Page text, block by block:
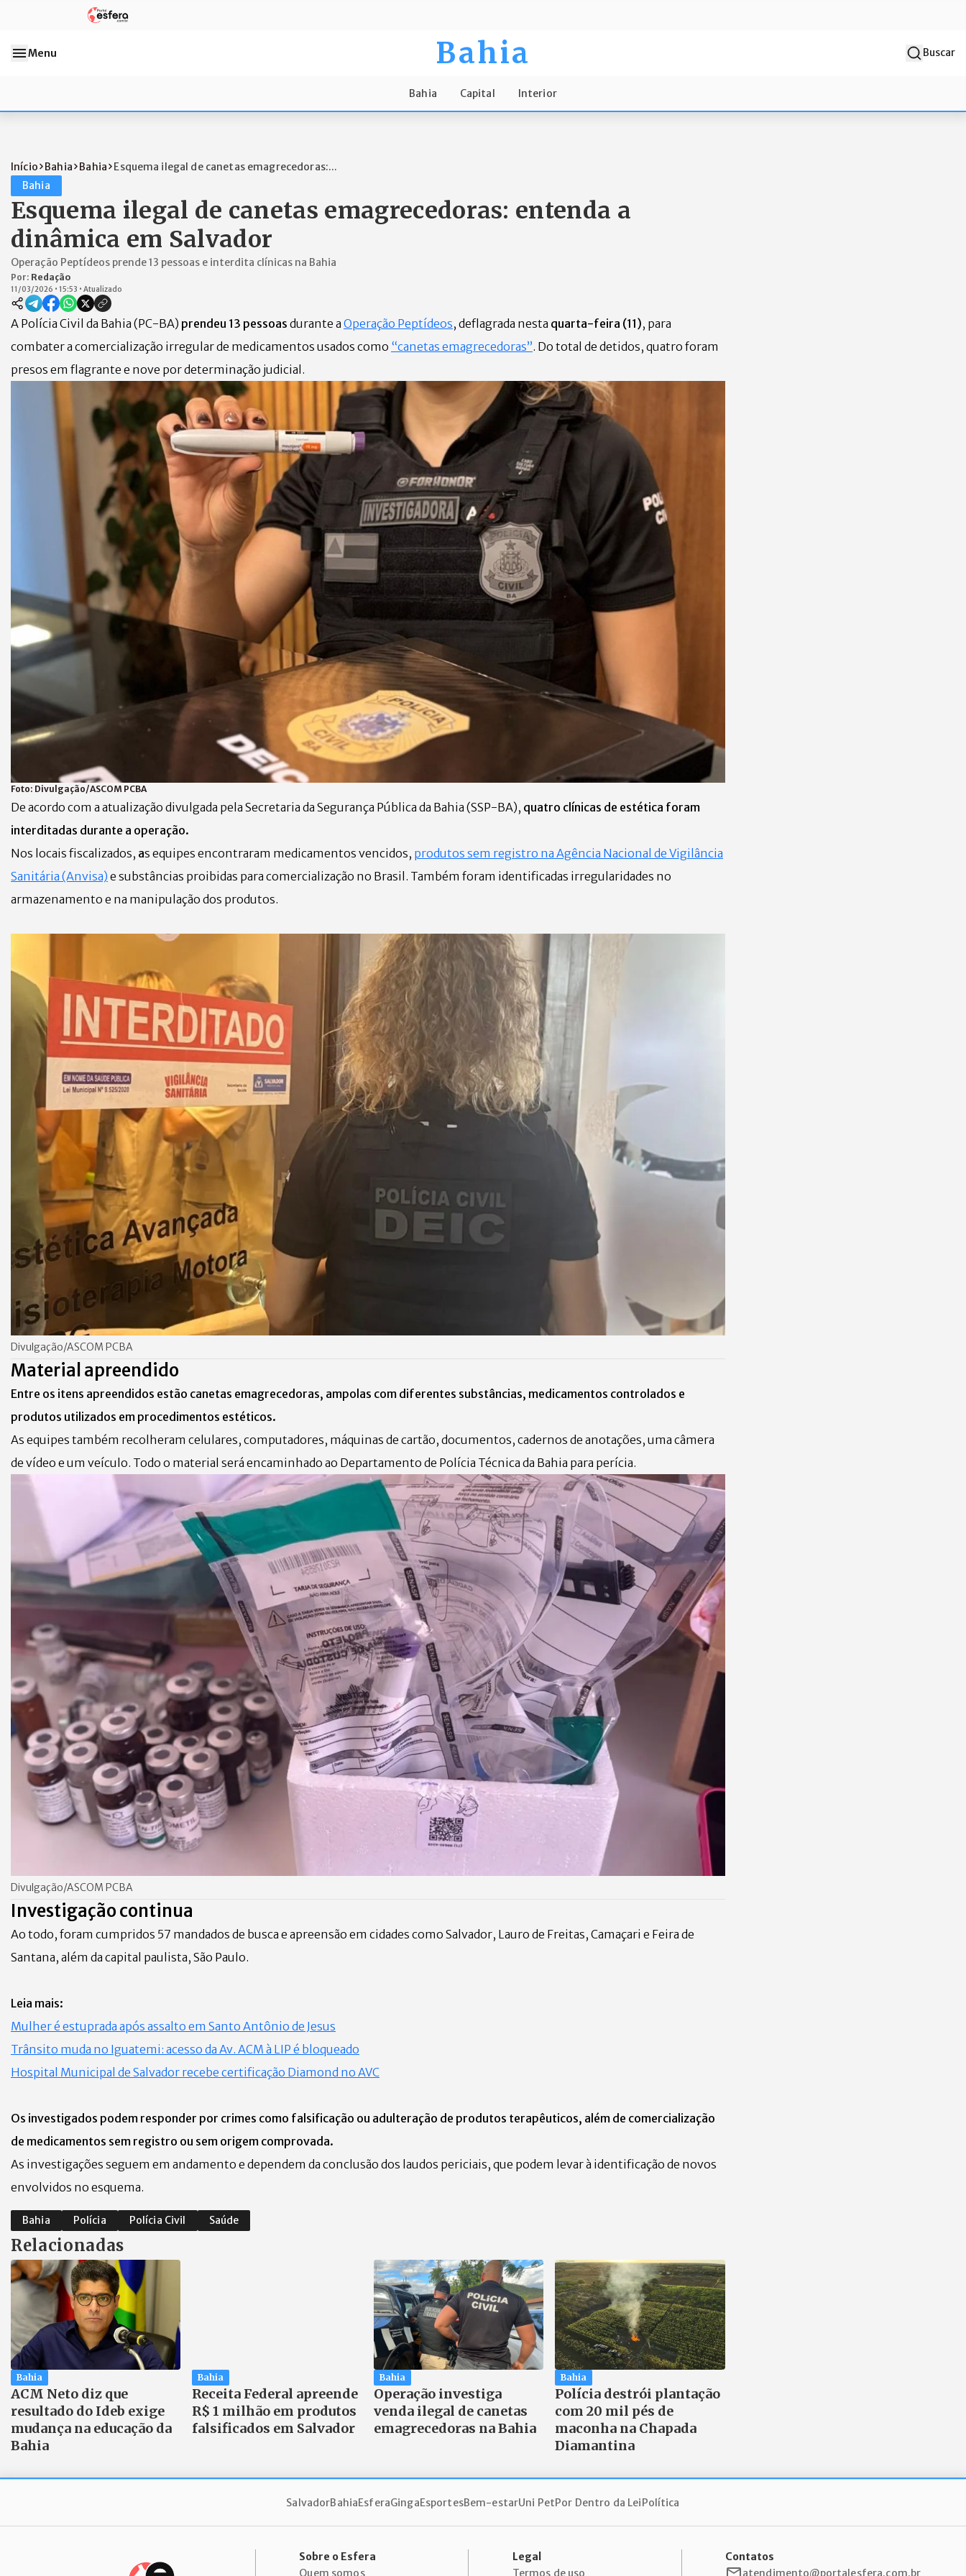
Menu Bahia Buscar
Bahia Capital Interior
Início Bahia Bahia
Esquema ilegal de canetas emagrecedoras:...
Bahia
Esquema ilegal de canetas emagrecedoras: entenda a
dinâmica em Salvador
Operação Peptídeos prende 13 pessoas e interdita clínicas na Bahia
Por: Redação
11/03/2026 • 15:53 • Atualizado
A Polícia Civil da Bahia (PC-BA) prendeu 13 pessoas durante a Operação Peptídeos, deflagrada nesta quarta-feira (11), para
combater a comercialização irregular de medicamentos usados como “canetas emagrecedoras”. Do total de detidos, quatro foram
presos em flagrante e nove por determinação judicial.
Foto: Divulgação/ASCOM PCBA
De acordo com a atualização divulgada pela Secretaria da Segurança Pública da Bahia (SSP-BA), quatro clínicas de estética foram
interditadas durante a operação.
Nos locais fiscalizados, as equipes encontraram medicamentos vencidos, produtos sem registro na Agência Nacional de Vigilância
Sanitária (Anvisa) e substâncias proibidas para comercialização no Brasil. Também foram identificadas irregularidades no
armazenamento e na manipulação dos produtos.
Divulgação/ASCOM PCBA
Material apreendido
Entre os itens apreendidos estão canetas emagrecedoras, ampolas com diferentes substâncias, medicamentos controlados e
produtos utilizados em procedimentos estéticos.
As equipes também recolheram celulares, computadores, máquinas de cartão, documentos, cadernos de anotações, uma câmera
de vídeo e um veículo. Todo o material será encaminhado ao Departamento de Polícia Técnica da Bahia para perícia.
Divulgação/ASCOM PCBA
Investigação continua
Ao todo, foram cumpridos 57 mandados de busca e apreensão em cidades como Salvador, Lauro de Freitas, Camaçari e Feira de
Santana, além da capital paulista, São Paulo.
Leia mais:
Mulher é estuprada após assalto em Santo Antônio de Jesus
Trânsito muda no Iguatemi: acesso da Av. ACM à LIP é bloqueado
Hospital Municipal de Salvador recebe certificação Diamond no AVC
Os investigados podem responder por crimes como falsificação ou adulteração de produtos terapêuticos, além de comercialização
de medicamentos sem registro ou sem origem comprovada.
As investigações seguem em andamento e dependem da conclusão dos laudos periciais, que podem levar à identificação de novos
envolvidos no esquema.
Bahia Polícia Polícia Civil Saúde
Relacionadas
Bahia
ACM Neto diz que
resultado do Ideb exige
mudança na educação da
Bahia
Bahia
Receita Federal apreende
R$ 1 milhão em produtos
falsificados em Salvador
Bahia
Operação investiga
venda ilegal de canetas
emagrecedoras na Bahia
Bahia
Polícia destrói plantação
com 20 mil pés de
maconha na Chapada
Diamantina
SalvadorBahiaEsferaGingaEsportesBem-estarUni PetPor Dentro da LeiPolítica
Sobre o Esfera
Quem somos
Legal
Termos de uso
Contatos
atendimento@portalesfera.com.br